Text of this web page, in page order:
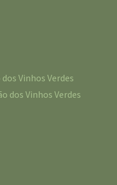
Vinhos Verdes
dos Vinhos Verdes